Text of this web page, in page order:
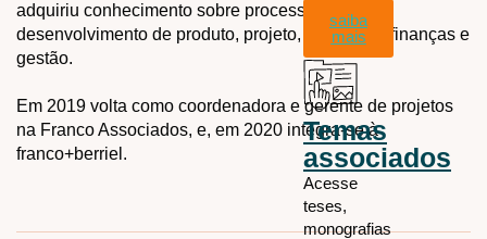
saiba
mais
Temas
associados
Acesse
teses,
monografias
adquiriu conhecimento sobre processos de
desenvolvimento de produto, projeto, marketing, finanças e
gestão.
Em 2019 volta como coordenadora e gerente de projetos
na Franco Associados, e, em 2020 integra-se à
franco+berriel.